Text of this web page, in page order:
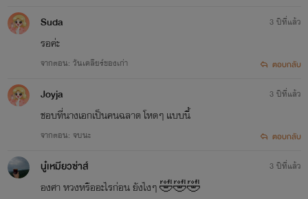
Suda
รอค่ะ
จากตอน: วันเคลียร์ของเก่า
3 ปีที่แล้ว
ตอบกลับ
Joyja
ชอบที่นางเอกเป็นคนฉลาด โหดๆ แบบนี้
จากตอน: จบนะ
3 ปีที่แล้ว
ตอบกลับ
นู๋เหมียวซ่าส์
องศา หวงหรืออะไรก่อน ยังไงๆ 🤣🤣🤣
3 ปีที่แล้ว